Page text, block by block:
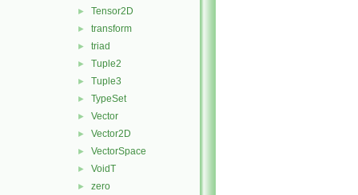
► Tensor2D
► transform
► triad
► Tuple2
► Tuple3
► TypeSet
► Vector
► Vector2D
► VectorSpace
► VoidT
► zero